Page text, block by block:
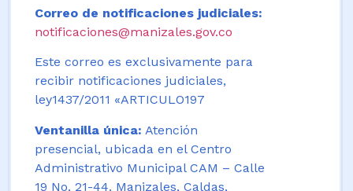
Correo de notificaciones judiciales:
notificaciones@manizales.gov.co
Este correo es exclusivamente para
recibir notificaciones judiciales,
ley1437/2011 «ARTICULO197
Ventanilla única: Atención
presencial, ubicada en el Centro
Administrativo Municipal CAM – Calle
19 No. 21-44. Manizales, Caldas,